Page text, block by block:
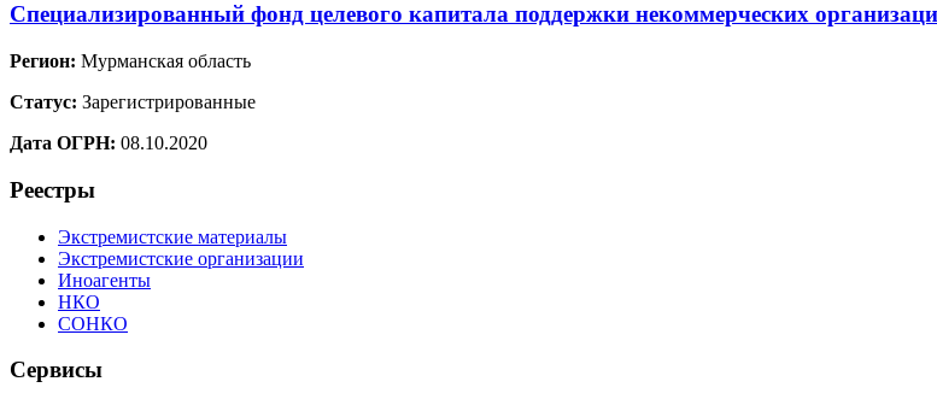
Специализированный фонд целевого капитала поддержки некоммерческих
Регион: Мурманская область
Статус: Зарегистрированные
Дата ОГРН: 08.10.2020
Реестры
Экстремистские материалы
Экстремистские организации
Иноагенты
НКО
СОНКО
Сервисы